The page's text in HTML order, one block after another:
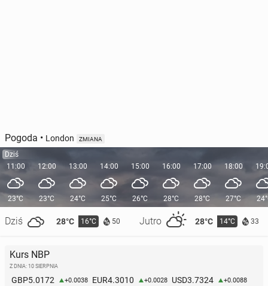
Pogoda • London ZMIANA
Dziś
11:00
23°C
Dziś 28°C 16°C 50 Jutro 28°C 14°C 33
12:00
23°C
13:00
24°C
14:00
25°C
15:00
26°C
16:00
28°C
17:00
28°C
18:00
27°C
Kurs NBP
Z DNIA: 10 SIERPNIA
GBP5.0172 +0.0038 EUR4.3010 +0.0028 USD3.7324 +0.0088